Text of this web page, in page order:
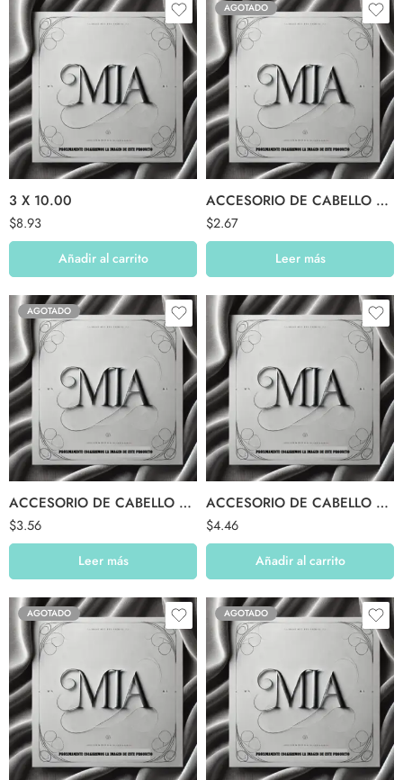
3 X 10.00
$8.93
Añadir al carrito
AGOTADO
ACCESORIO DE CABELLO $02.99
$2.67
Leer más
AGOTADO
ACCESORIO DE CABELLO $03.99
$3.56
Leer más
ACCESORIO DE CABELLO $04.99
$4.46
Añadir al carrito
AGOTADO AGOTADO